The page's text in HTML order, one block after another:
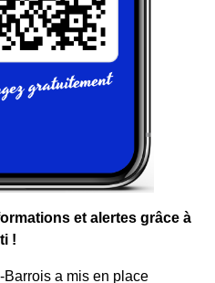
et alertes grâce à
!
a mis en place